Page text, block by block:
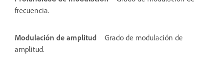
frecuencia.
Modulación de amplitud
Grado de modulación de
amplitud.